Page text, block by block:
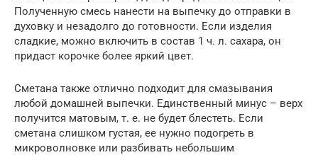
Полученную смесь нанести на выпечку до отправки в
духовку и незадолго до готовности. Если изделия
сладкие, можно включить в состав 1 ч. л. сахара, он
придаст корочке более яркий цвет.
Сметана также отлично подходит для смазывания
любой домашней выпечки. Единственный минус – верх
получится матовым, т. е. не будет блестеть. Если
сметана слишком густая, ее нужно подогреть в
микроволновке или разбивать небольшим